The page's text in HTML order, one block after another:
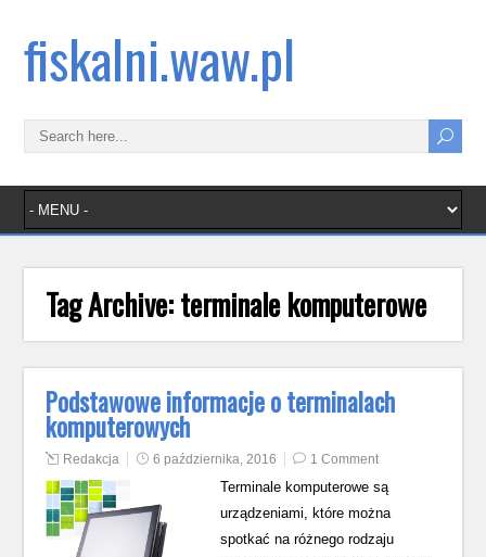
fiskalni.waw.pl
Tag Archive:terminale komputerowe
Podstawowe informacje o terminalach
komputerowych
Redakcja 6 października, 2016 1 Comment
Terminale komputerowe są
urządzeniami, które można
spotkać na różnego rodzaju